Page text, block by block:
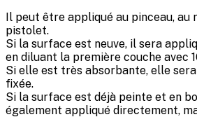
Il peut être appliqué au pinceau, au
pistolet.
Si la surface est neuve, il sera
en diluant la première couche avec
Si elle est très absorbante, elle
fixée.
Si la surface est déjà peinte et en
également appliqué directement,